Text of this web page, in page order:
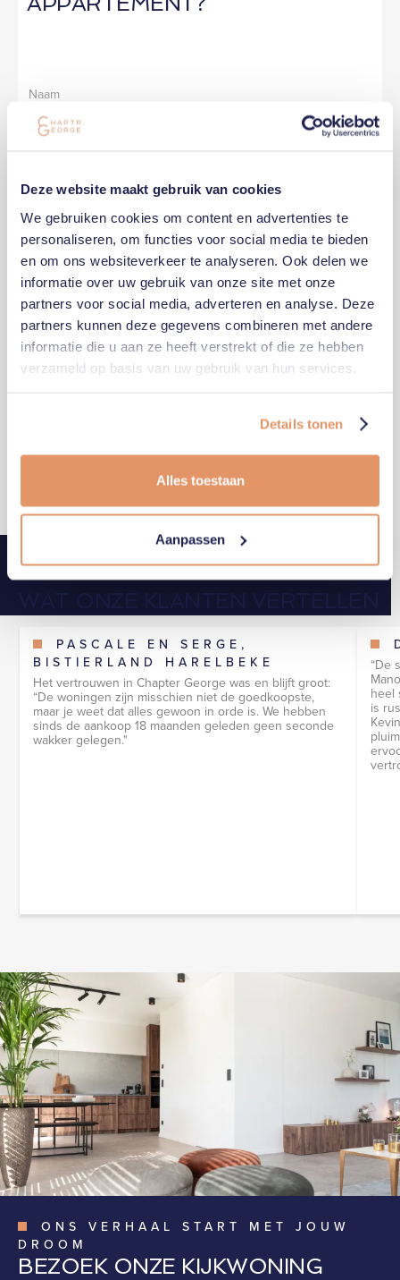
Deze website maakt gebruik van cookies
We gebruiken cookies om content en advertenties te
personaliseren, om functies voor social media te bieden
en om ons websiteverkeer te analyseren. Ook delen we
informatie over uw gebruik van onze site met onze
partners voor social media, adverteren en analyse. Deze
partners kunnen deze gegevens combineren met andere
informatie die u aan ze heeft verstrekt of die ze hebben
verzameld op basis van uw gebruik van hun services.
Details tonen
Alles toestaan
Aanpassen
PASCALE EN SERGE,
BISTIERLAND HARELBEKE
Het vertrouwen in Chapter George was en blijft groot:
“De woningen zijn misschien niet de goedkoopste,
maar je weet dat alles gewoon in orde is. We hebben
sinds de aankoop 18 maanden geleden geen seconde
wakker gelegen."
“De
heel
is
ONS VERHAAL START MET JOUW
DROOM
BEZOEK ONZE KIJKWONING